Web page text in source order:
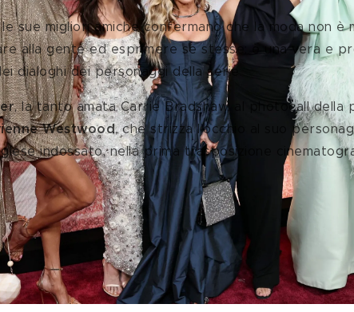
sue migliori amiche confermano che la moda non è
alla gente ed esprimere se stesse: è una vera e
dialoghi dei personaggi della serie.
, la tanto amata Carrie Bradshaw, al photocall
Westwood, che strizza l’occhio al suo
indossato, nella prima trasposizione